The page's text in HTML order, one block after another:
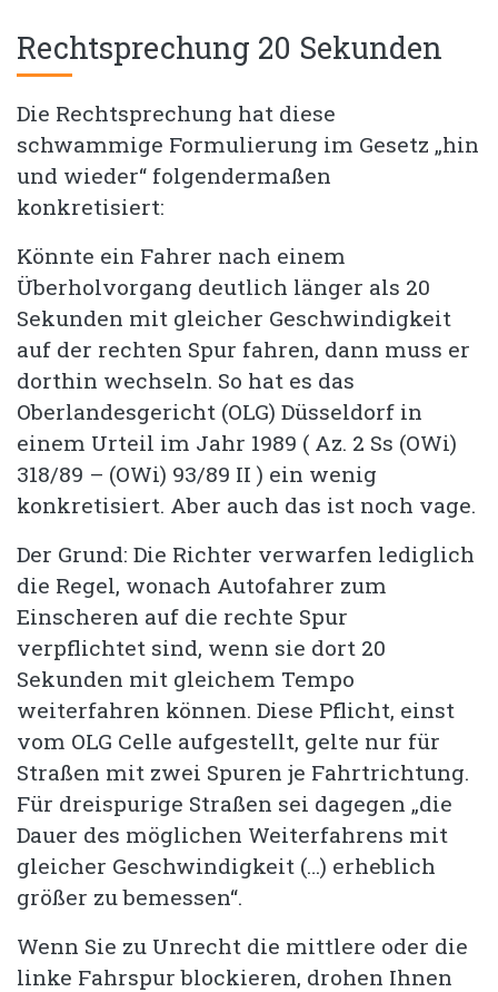
Rechtsprechung 20 Sekunden
Die Rechtsprechung hat diese
schwammige Formulierung im Gesetz „hin
und wieder“ folgendermaßen
konkretisiert:
Könnte ein Fahrer nach einem
Überholvorgang deutlich länger als 20
Sekunden mit gleicher Geschwindigkeit
auf der rechten Spur fahren, dann muss er
dorthin wechseln. So hat es das
Oberlandesgericht (OLG) Düsseldorf in
einem Urteil im Jahr 1989 ( Az. 2 Ss (OWi)
318/89 – (OWi) 93/89 II ) ein wenig
konkretisiert. Aber auch das ist noch vage.
Der Grund: Die Richter verwarfen lediglich
die Regel, wonach Autofahrer zum
Einscheren auf die rechte Spur
verpflichtet sind, wenn sie dort 20
Sekunden mit gleichem Tempo
weiterfahren können. Diese Pflicht, einst
vom OLG Celle aufgestellt, gelte nur für
Straßen mit zwei Spuren je Fahrtrichtung.
Für dreispurige Straßen sei dagegen „die
Dauer des möglichen Weiterfahrens mit
gleicher Geschwindigkeit (…) erheblich
größer zu bemessen“.
Wenn Sie zu Unrecht die mittlere oder die
linke Fahrspur blockieren, drohen Ihnen